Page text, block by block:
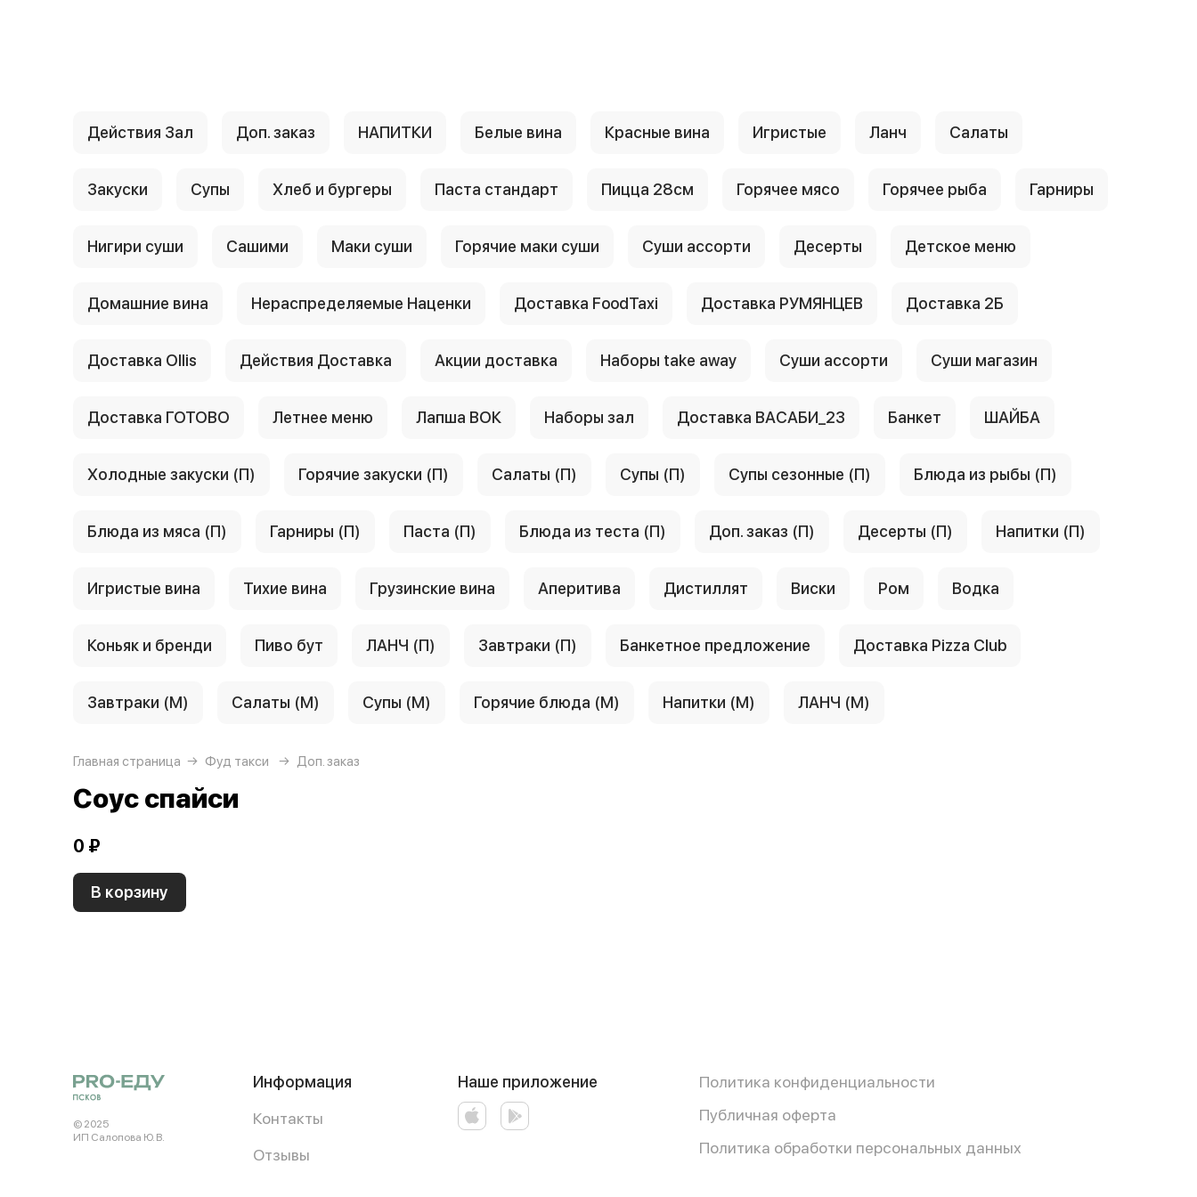
Действия Зал Доп. заказ НАПИТКИ Белые вина Красные вина Игристые Ланч Салаты
Закуски Супы Хлеб и бургеры Паста стандарт Пицца 28см Горячее мясо Горячее рыба Гарниры
Нигири суши Сашими Маки суши Горячие маки суши Суши ассорти Десерты Детское меню
Домашние вина Нераспределяемые Наценки Доставка FoodTaxi Доставка РУМЯНЦЕВ Доставка 2Б
Доставка Ollis Действия Доставка Акции доставка Наборы take away Суши ассорти Суши магазин
Доставка ГОТОВО Летнее меню Лапша ВОК Наборы зал Доставка ВАСАБИ_23 Банкет ШАЙБА
Холодные закуски (П) Горячие закуски (П) Салаты (П) Супы (П) Супы сезонные (П) Блюда из рыбы (П)
Блюда из мяса (П) Гарниры (П) Паста (П) Блюда из теста (П) Доп. заказ (П) Десерты (П) Напитки (П)
Игристые вина Тихие вина Грузинские вина Аперитива Дистиллят Виски Ром Водка
Коньяк и бренди Пиво бут ЛАНЧ (П) Завтраки (П) Банкетное предложение Доставка Pizza Club
Завтраки (М) Салаты (М) Супы (М) Горячие блюда (М) Напитки (М) ЛАНЧ (М)
Главная страница Фуд такси Доп. заказ
Соус спайси
0 ₽
В корзину
© 2025
ИП Салопова Ю. В.
Информация
Контакты
Отзывы
Наше приложение
Политика конфиденциальности
Публичная оферта
Политика обработки персональных данных